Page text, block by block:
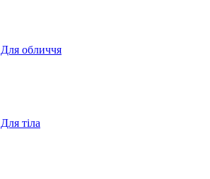
Для обличчя
Для тіла